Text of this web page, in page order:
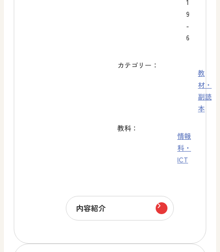
9
-
6
カテゴリー：
教
材・
副読
本
教科：
情報
科・
ICT
内容紹介